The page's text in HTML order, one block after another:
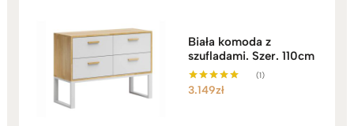
Biała komoda z
szufladami. Szer. 110cm
Oceniono
(1)
3.149zł